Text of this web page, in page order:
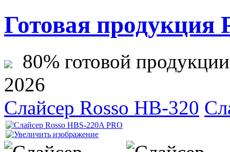
Готовая продукция
80% готовой
2026
Слайсер Rosso HB-320